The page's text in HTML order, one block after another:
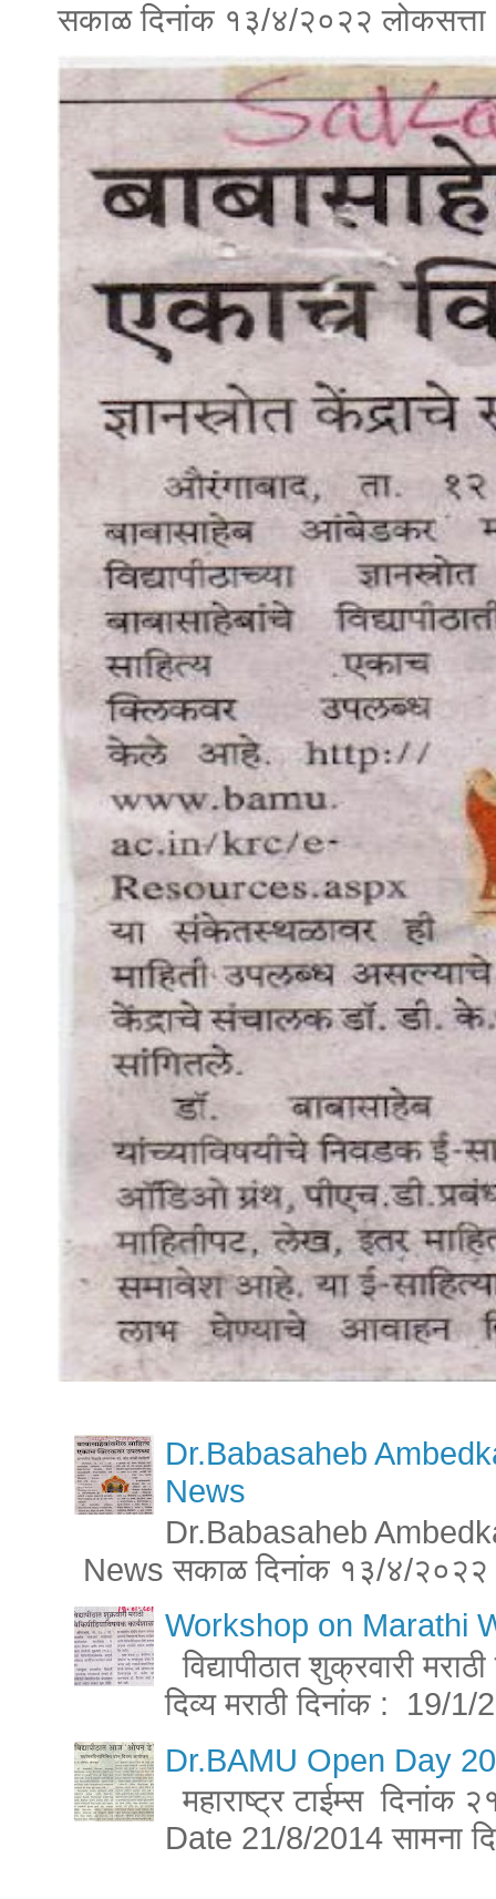
सकाळ दिनांक १३/४/२०२२
Dr.Babasaheb
News
Dr.Babasaheb
News सकाळ दिनांक १३/४/२०२२
Workshop on Marathi
विद्यापीठात शुक्रवारी
दिव्य मराठी दिनांक : 19/1/
Dr.BAMU Open Day
महाराष्ट्र टाईम्स
Date 21/8/2014